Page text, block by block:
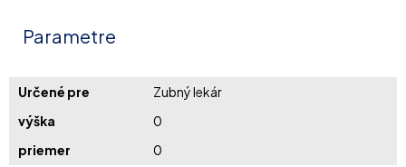
Parametre
Určené pre
Zubný lekár
výška
0
priemer
0